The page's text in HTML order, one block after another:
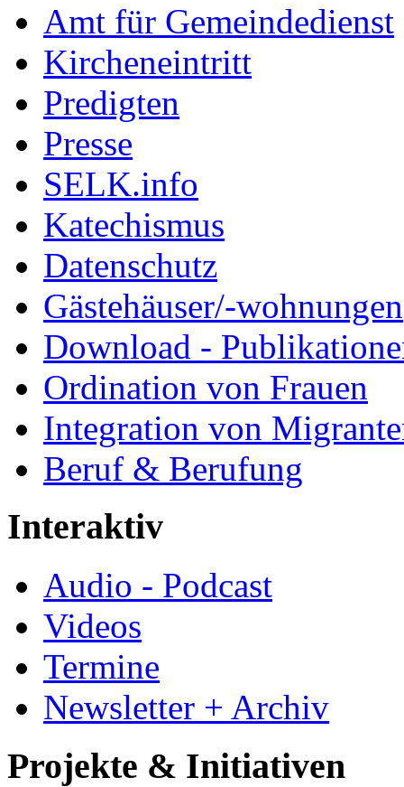
Amt für Gemeindedienst
Kircheneintritt
Predigten
Presse
SELK.info
Katechismus
Datenschutz
Gästehäuser/-wohnungen
Download -
Ordination von Frauen
Integration von
Beruf & Berufung
Interaktiv
Audio - Podcast
Videos
Termine
Newsletter + Archiv
Projekte & Initiativen